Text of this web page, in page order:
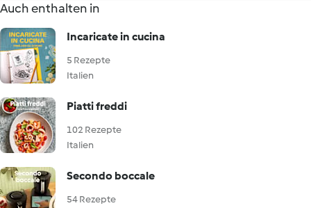
Auch enthalten in
Incaricate in cucina
5 Rezepte
Italien
Piatti freddi
102 Rezepte
Italien
Secondo boccale
54 Rezepte